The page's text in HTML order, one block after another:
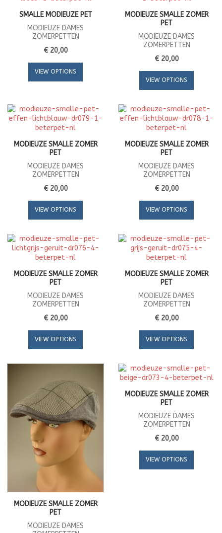
SMALLE MODIEUZE PET
MODIEUZE DAMES
ZOMERPETTEN
€ 20,00
VIEW OPTIONS
MODIEUZE SMALLE ZOMER
PET
MODIEUZE DAMES
ZOMERPETTEN
€ 20,00
VIEW OPTIONS
MODIEUZE SMALLE ZOMER
PET
MODIEUZE DAMES
ZOMERPETTEN
€ 20,00
VIEW OPTIONS
MODIEUZE SMALLE ZOMER
PET
MODIEUZE DAMES
ZOMERPETTEN
€ 20,00
VIEW OPTIONS
MODIEUZE SMALLE ZOMER
PET
MODIEUZE DAMES
ZOMERPETTEN
€ 20,00
VIEW OPTIONS
MODIEUZE SMALLE ZOMER
PET
MODIEUZE DAMES
ZOMERPETTEN
€ 20,00
VIEW OPTIONS
MODIEUZE SMALLE ZOMER
PET
MODIEUZE DAMES
MODIEUZE SMALLE ZOMER
PET
MODIEUZE DAMES
ZOMERPETTEN
€ 20,00
VIEW OPTIONS